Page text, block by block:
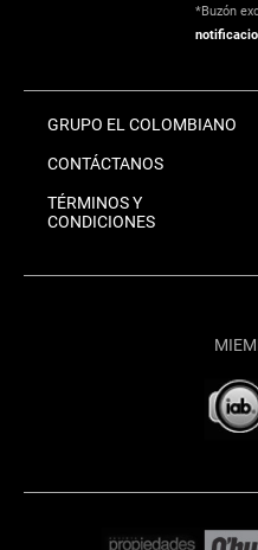
*Buzón
GRUPO EL COLOMBIANO
CONTÁCTANOS
TÉRMINOS Y
CONDICIONES